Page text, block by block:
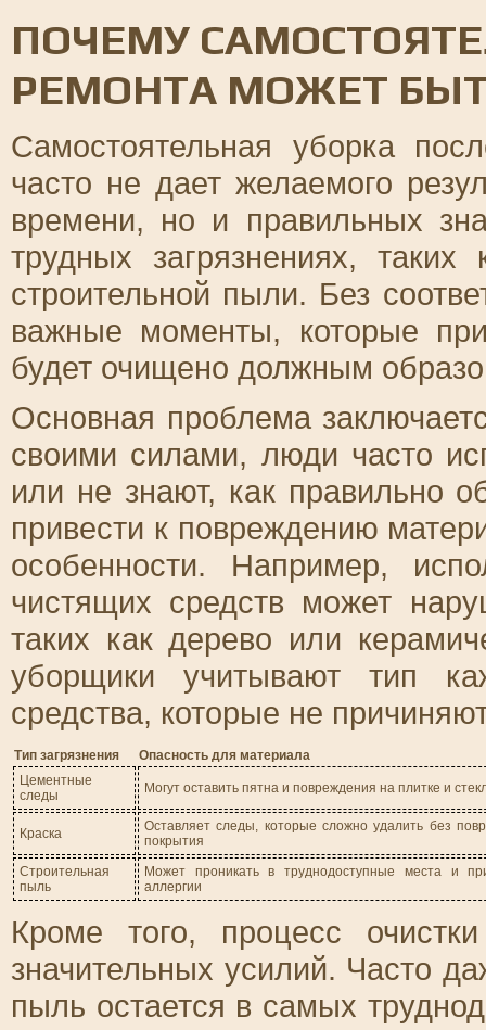
ПОЧЕМУ
РЕМОНТА МОЖЕТ
Самостоятельная уборка
часто не дает желаемого
времени, но и правильных
трудных загрязнениях,
строительной пыли. Без
важные моменты, которые
будет очищено должным
Основная проблема
своими силами, люди часто
или не знают, как правильно
привести к повреждению
особенности. Например,
чистящих средств может
таких как дерево или
уборщики учитывают тип
средства, которые не
Тип загрязнения
Опасность для материала
Цементные
следы
Могут оставить пятна и повреждения на плитке и
Краска
Оставляет следы, которые сложно удалить без
покрытия
Строительная
пыль
Может проникать в труднодоступные места и
аллергии
Кроме того, процесс
значительных усилий. Часто
пыль остается в самых